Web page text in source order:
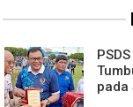
pada